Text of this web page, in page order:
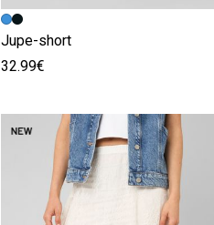
Image précédente
Image suivante
Jupe-short
32.99€